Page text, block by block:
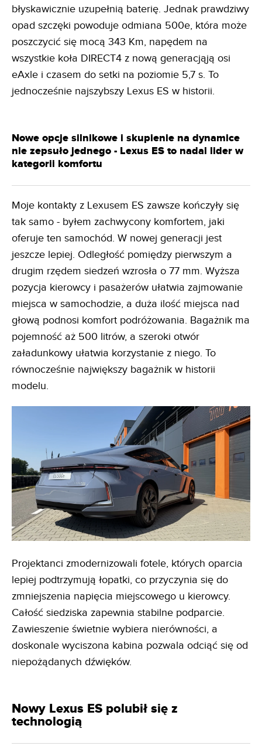
błyskawicznie uzupełnią baterię. Jednak prawdziwy
opad szczęki powoduje odmiana 500e, która może
poszczycić się mocą 343 Km, napędem na
wszystkie koła DIRECT4 z nową generacjąją osi
eAxle i czasem do setki na poziomie 5,7 s. To
jednocześnie najszybszy Lexus ES w historii.
Nowe opcje silnikowe i skupienie na dynamice
nie zepsuło jednego - Lexus ES to nadal lider w
kategorii komfortu
Moje kontakty z Lexusem ES zawsze kończyły się
tak samo - byłem zachwycony komfortem, jaki
oferuje ten samochód. W nowej generacji jest
jeszcze lepiej. Odległość pomiędzy pierwszym a
drugim rzędem siedzeń wzrosła o 77 mm. Wyższa
pozycja kierowcy i pasażerów ułatwia zajmowanie
miejsca w samochodzie, a duża ilość miejsca nad
głową podnosi komfort podróżowania. Bagażnik ma
pojemność aż 500 litrów, a szeroki otwór
załadunkowy ułatwia korzystanie z niego. To
równocześnie największy bagażnik w historii
modelu.
Projektanci zmodernizowali fotele, których oparcia
lepiej podtrzymują łopatki, co przyczynia się do
zmniejszenia napięcia miejscowego u kierowcy.
Całość siedziska zapewnia stabilne podparcie.
Zawieszenie świetnie wybiera nierówności, a
doskonale wyciszona kabina pozwala odciąć się od
niepożądanych dźwięków.
Nowy Lexus ES polubił się z
technologią